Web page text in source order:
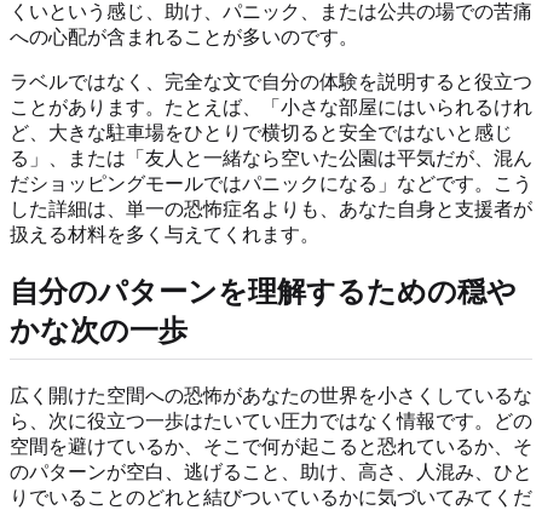
くいという感じ、助け、パニック、または公共の場での苦痛
への心配が含まれることが多いのです。
ラベルではなく、完全な文で自分の体験を説明すると役立つ
ことがあります。たとえば、「小さな部屋にはいられるけれ
ど、大きな駐車場をひとりで横切ると安全ではないと感じ
る」、または「友人と一緒なら空いた公園は平気だが、混ん
だショッピングモールではパニックになる」などです。こう
した詳細は、単一の恐怖症名よりも、あなた自身と支援者が
扱える材料を多く与えてくれます。
自分のパターンを理解するための穏や
かな次の一歩
広く開けた空間への恐怖があなたの世界を小さくしているな
ら、次に役立つ一歩はたいてい圧力ではなく情報です。どの
空間を避けているか、そこで何が起こると恐れているか、そ
のパターンが空白、逃げること、助け、高さ、人混み、ひと
りでいることのどれと結びついているかに気づいてみてくだ